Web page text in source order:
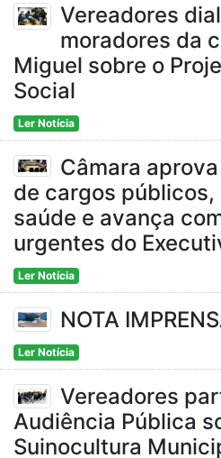
Vereadores
moradores da
Miguel sobre o
Social
Ler Notícia
Câmara
de cargos públicos,
saúde e avança
urgentes do
Ler Notícia
NOTA
Ler Notícia
Vereadores
Audiência Pública
Suinocultura